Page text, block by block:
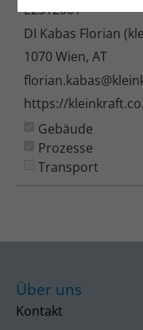
E2312001
DI Kabas Florian
1070 Wien, AT
https://
Gebäude
Prozesse
Transport
Über uns
Kontakt